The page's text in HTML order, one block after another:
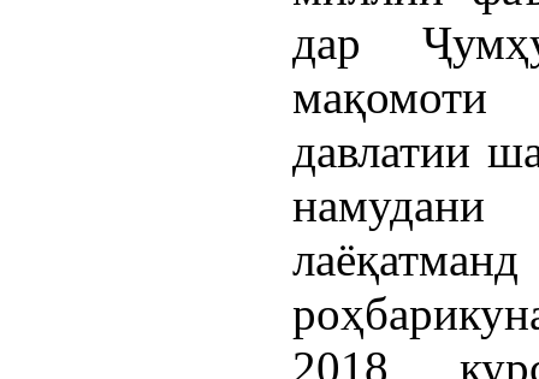
дар
давлатии
2018